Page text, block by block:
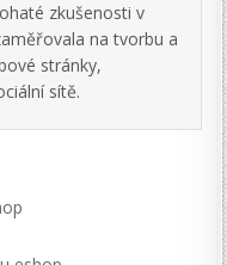
zkušenosti v
na tvorbu a
stránky,
sítě.